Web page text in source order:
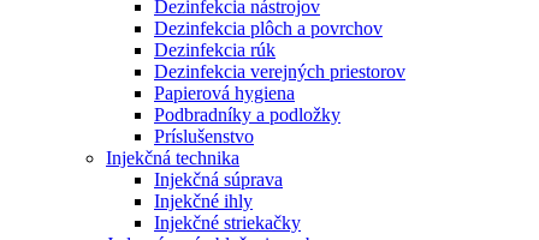
Dezinfekcia nástrojov
Dezinfekcia plôch a povrchov
Dezinfekcia rúk
Dezinfekcia verejných priestorov
Papierová hygiena
Podbradníky a podložky
Príslušenstvo
Injekčná technika
Injekčná súprava
Injekčné ihly
Injekčné striekačky